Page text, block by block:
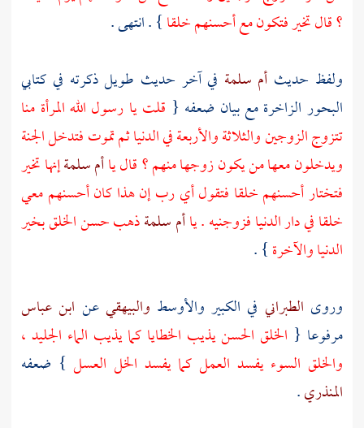
؟ قال تخير فتكون مع أحسنهم خلقا} . انتهى .
ولفظ حديث أم سلمة في آخر حديث طويل ذكرته في كتابي
البحور الزاخرة مع بيان ضعفه { قلت يا رسول الله المرأة منا
تتزوج الزوجين والثلاثة والأربعة في الدنيا ثم تموت فتدخل الجنة
ويدخلون معها من يكون زوجها منهم ؟ قال ياأم سلمةإنها تخير
فتختار أحسنهم خلقا فتقول أي رب إن هذا كان أحسنهم معي
خلقا في دار الدنيا فزوجنيه . ياأم سلمةذهب حسن الخلق بخير
الدنيا والآخرة} .
وروى الطبراني في الكبير والأوسط والبيهقيعن ابن عباس
مرفوعا { الخلق الحسن يذيب الخطايا كما يذيب الماء الجليد ،
والخلق السوء يفسد العمل كما يفسد الخل العسل } ضعفه
المنذري.